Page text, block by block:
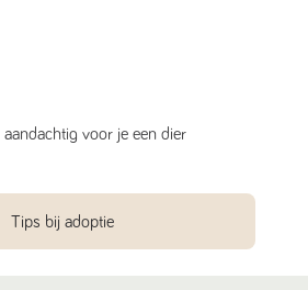
voor je een dier
Tips bij adoptie